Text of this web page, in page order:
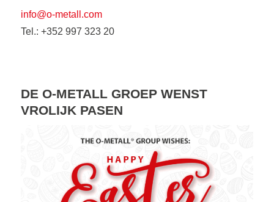
info@o-metall.com
Tel.: +352 997 323 20
DE O-METALL GROEP WENST
VROLIJK PASEN